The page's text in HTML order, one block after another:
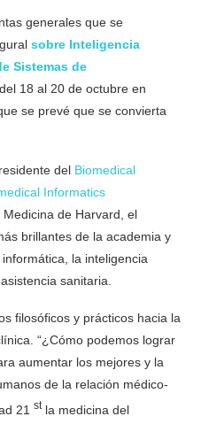
generales que se
sobre Inteligencia
Sistemas de
18 al 20 de octubre en
se prevé que se convierta
del Biomedical
Informatics
de Harvard, el
brillantes de la academia y
la inteligencia
sanitaria.
filosóficos y prácticos hacia la
“¿Cómo podemos lograr
aumentar los mejores y la
de la relación médico-
21 stla medicina del